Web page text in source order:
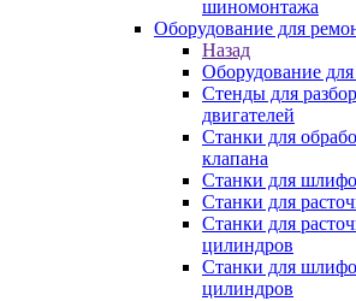
шиномонтажа
Оборудование для
Назад
Оборудование
Стенды для
двигателей
Станки для
клапана
Станки для
Станки для
Станки для
цилиндров
Станки для
цилиндров